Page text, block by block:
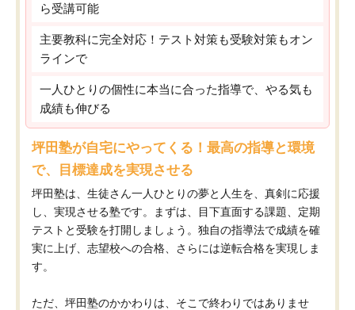
ら受講可能
主要教科に完全対応！テスト対策も受験対策もオン
ラインで
一人ひとりの個性に本当に合った指導で、やる気も
成績も伸びる
坪田塾が自宅にやってくる！最高の指導と環境
で、目標達成を実現させる
坪田塾は、生徒さん一人ひとりの夢と人生を、真剣に応援
し、実現させる塾です。まずは、目下直面する課題、定期
テストと受験を打開しましょう。独自の指導法で成績を確
実に上げ、志望校への合格、さらには逆転合格を実現しま
す。
ただ、坪田塾のかかわりは、そこで終わりではありませ